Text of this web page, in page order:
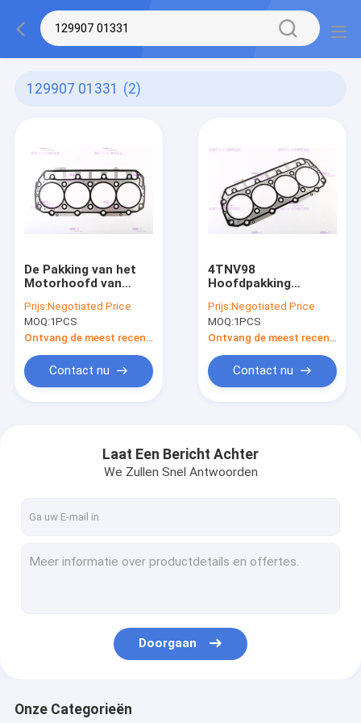
129907 01331 (2)
De Pakking van het
Motorhoofd van
129907-01331
Prijs:Negotiated Price
MOQ:1PCS
Contact nu
4TNV98
Hoofdpakking
motoryanmar 12
Maanden Garantie
Prijs:Negotiated Price
MOQ:1PCS
Contact nu
Laat Een Bericht Achter
We Zullen Snel Antwoorden
Doorgaan
Onze Categorieën